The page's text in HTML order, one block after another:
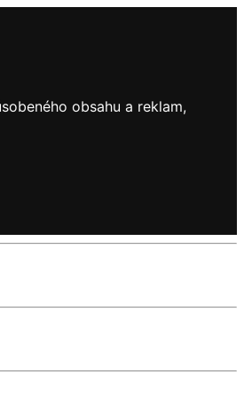
obsahu a reklam,